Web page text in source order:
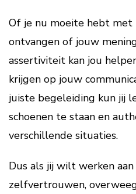
Of je nu moeite hebt met
ontvangen of jouw
assertiviteit kan jou
krijgen op jouw
juiste begeleiding kun jij
schoenen te staan en
verschillende situaties.
Dus als jij wilt werken
zelfvertrouwen,